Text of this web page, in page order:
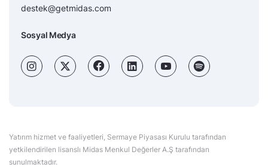
destek@getmidas.com
Sosyal Medya
Yatırım hizmet ve faaliyetleri, Sermaye Piyasası Kurulu tarafından
yetkilendirilen lisanslı Midas Menkul Değerler A.Ş tarafından
sunulmaktadır.